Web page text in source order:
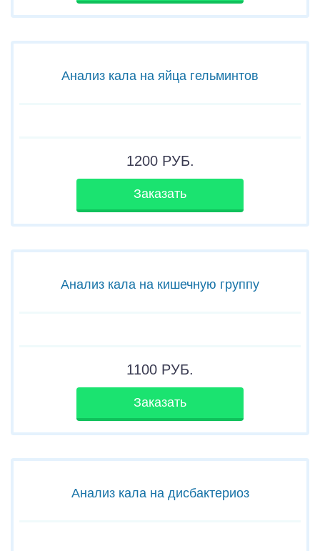
Анализ кала на яйца гельминтов
1200РУБ.
Заказать
Анализ кала на кишечную группу
1100 РУБ.
Заказать
Анализ кала на дисбактериоз